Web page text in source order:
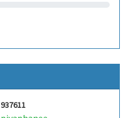
937611